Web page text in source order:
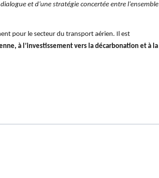
et d’une stratégie concertée entre l’ensemble
pour le secteur du transport aérien. Il est
à l’investissement vers la décarbonation et à la